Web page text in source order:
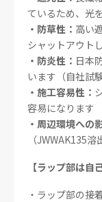
ているため、光
・防草性： 高い
シャットアウト
・防炎性： 日本
います（自社試験
・施工容易性：
容易になります
・周辺環境への
（JWWAK135溶
【ラップ部は自
・ラップ部の接